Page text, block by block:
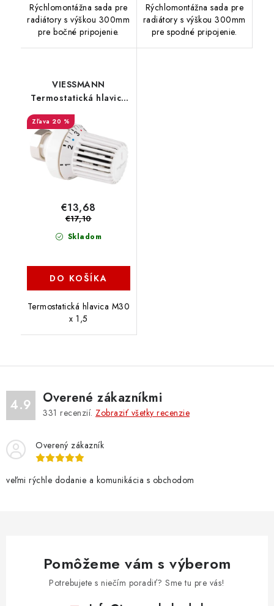
Rýchlomontážna sada pre
radiátory s výškou 300mm
pre bočné pripojenie.
Rýchlomontážna sada pre
radiátory s výškou 300mm
pre spodné pripojenie.
VIESSMANN
Termostatická hlavica
20 %
Skladom
€13,68
€17,10
DO KOŠÍKA
Termostatická hlavica M30
x 1,5
4.9 Overené zákazníkmi
331 recenzií. Zobraziť všetky recenzie
Overený zákazník
veľmi rýchle dodanie a komunikácia s obchodom
Pomôžeme vám s výberom
Potrebujete s niečím poradiť? Sme tu pre vás!